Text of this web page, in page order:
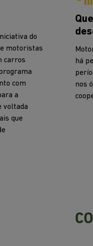
do
motoristas
carros
com
a
voltada
que
há
nos